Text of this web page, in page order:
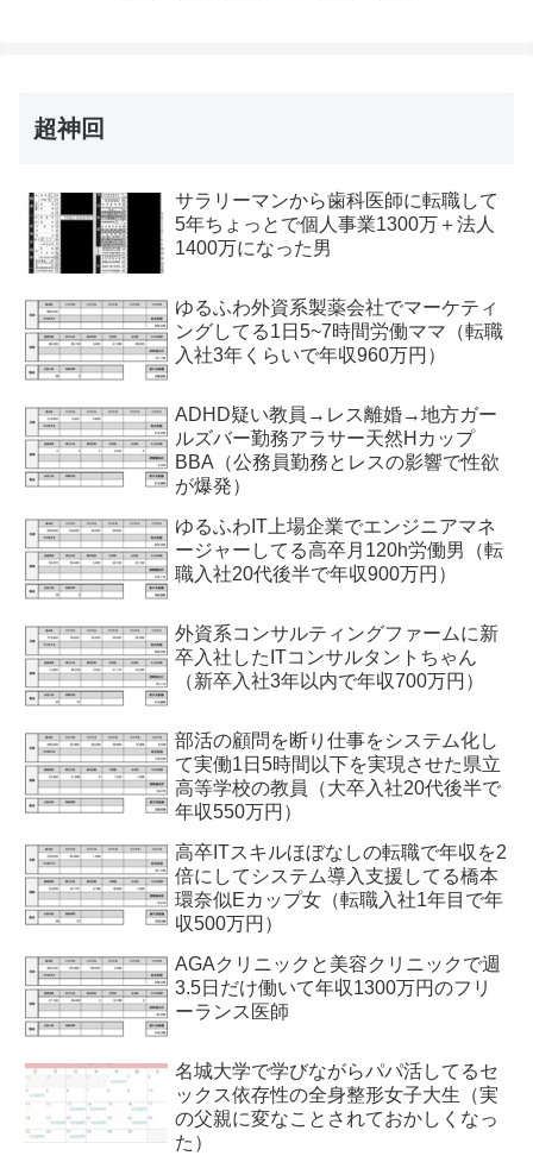
超神回
サラリーマンから歯科医師に転職して
5年ちょっとで個人事業1300万＋法人
1400万になった男
ゆるふわ外資系製薬会社でマーケティ
ングしてる1日5~7時間労働ママ（転職
入社3年くらいで年収960万円）
ADHD疑い教員→レス離婚→地方ガー
ルズバー勤務アラサー天然Hカップ
BBA（公務員勤務とレスの影響で性欲
が爆発）
ゆるふわIT上場企業でエンジニアマネ
ージャーしてる高卒月120h労働男（転
職入社20代後半で年収900万円）
外資系コンサルティングファームに新
卒入社したITコンサルタントちゃん
（新卒入社3年以内で年収700万円）
部活の顧問を断り仕事をシステム化し
て実働1日5時間以下を実現させた県立
高等学校の教員（大卒入社20代後半で
年収550万円）
高卒ITスキルほぼなしの転職で年収を2
倍にしてシステム導入支援してる橋本
環奈似Eカップ女（転職入社1年目で年
収500万円）
AGAクリニックと美容クリニックで週
3.5日だけ働いて年収1300万円のフリ
ーランス医師
名城大学で学びながらパパ活してるセ
ックス依存性の全身整形女子大生（実
の父親に変なことされておかしくなっ
た）